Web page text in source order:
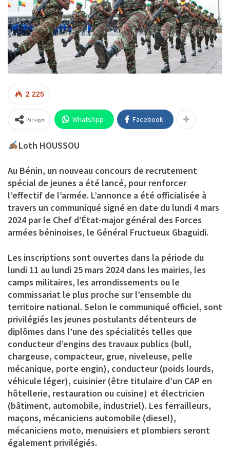
2 225
Partager WhatsApp Facebook
Loth HOUSSOU
Au Bénin, un nouveau concours de recrutement
spécial de jeunes a été lancé, pour renforcer
l’effectif de l’armée. L’annonce a été officialisée à
travers un communiqué signé en date du lundi 4 mars
2024 par le Chef d’État-major général des Forces
armées béninoises, le Général Fructueux Gbaguidi.
Les inscriptions sont ouvertes dans la période du
lundi 11 au lundi 25 mars 2024 dans les mairies, les
camps militaires, les arrondissements ou le
commissariat le plus proche sur l’ensemble du
territoire national. Selon le communiqué officiel, sont
privilégiés les jeunes postulants détenteurs de
diplômes dans l’une des spécialités telles que
conducteur d’engins des travaux publics (bull,
chargeuse, compacteur, grue, niveleuse, pelle
mécanique, porte engin), conducteur (poids lourds,
véhicule léger), cuisinier (être titulaire d’un CAP en
hôtellerie, restauration ou cuisine) et électricien
(bâtiment, automobile, industriel). Les ferrailleurs,
maçons, mécaniciens automobile (diesel),
mécaniciens moto, menuisiers et plombiers seront
également privilégiés.